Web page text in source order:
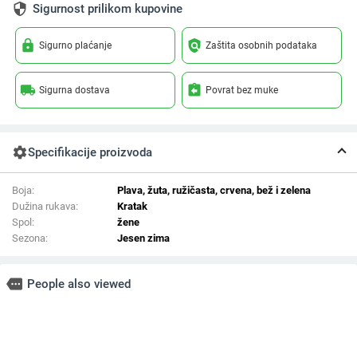
security Sigurnost prilikom kupovine
lock Sigurno plaćanje policy Zaštita osobnih podataka
local_shipping Sigurna dostava assignment_return Povrat bez muke
settingsSpecifikacije proizvoda
Boja:
Plava, žuta, ružičasta, crvena, bež i zelena
Dužina rukava:
Kratak
Spol:
žene
Sezona:
Jesen zima
more People also viewed